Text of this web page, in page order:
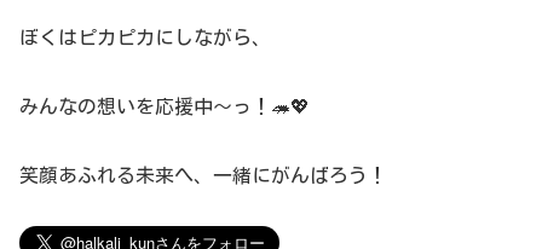
ぼくはピカピカにしながら、
みんなの想いを応援中〜っ！🦔💖
笑顔あふれる未来へ、一緒にがんばろう！